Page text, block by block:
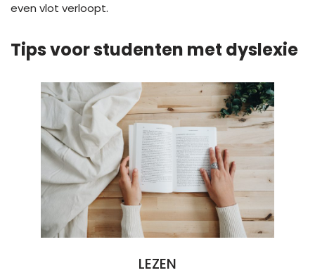
even vlot verloopt.
Tips voor studenten met dyslexie
LEZEN